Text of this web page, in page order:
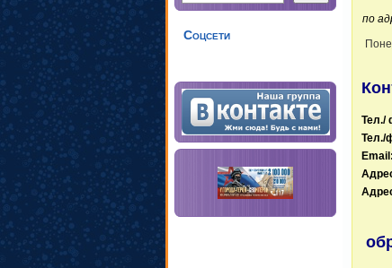
Соцсети
по
Тел./
Тел./
Email: